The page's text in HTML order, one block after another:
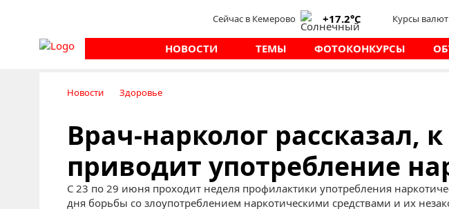
Сейчас в Кемерово +17.2°C Курсы
НОВОСТИ ТЕМЫ ФОТОКОНКУРСЫ
Новости Здоровье
Врач-нарколог рассказал,
приводит употребление
С 23 по 29 июня проходит неделя профилактики употребления
дня борьбы со злоупотреблением наркотическими средствами и их